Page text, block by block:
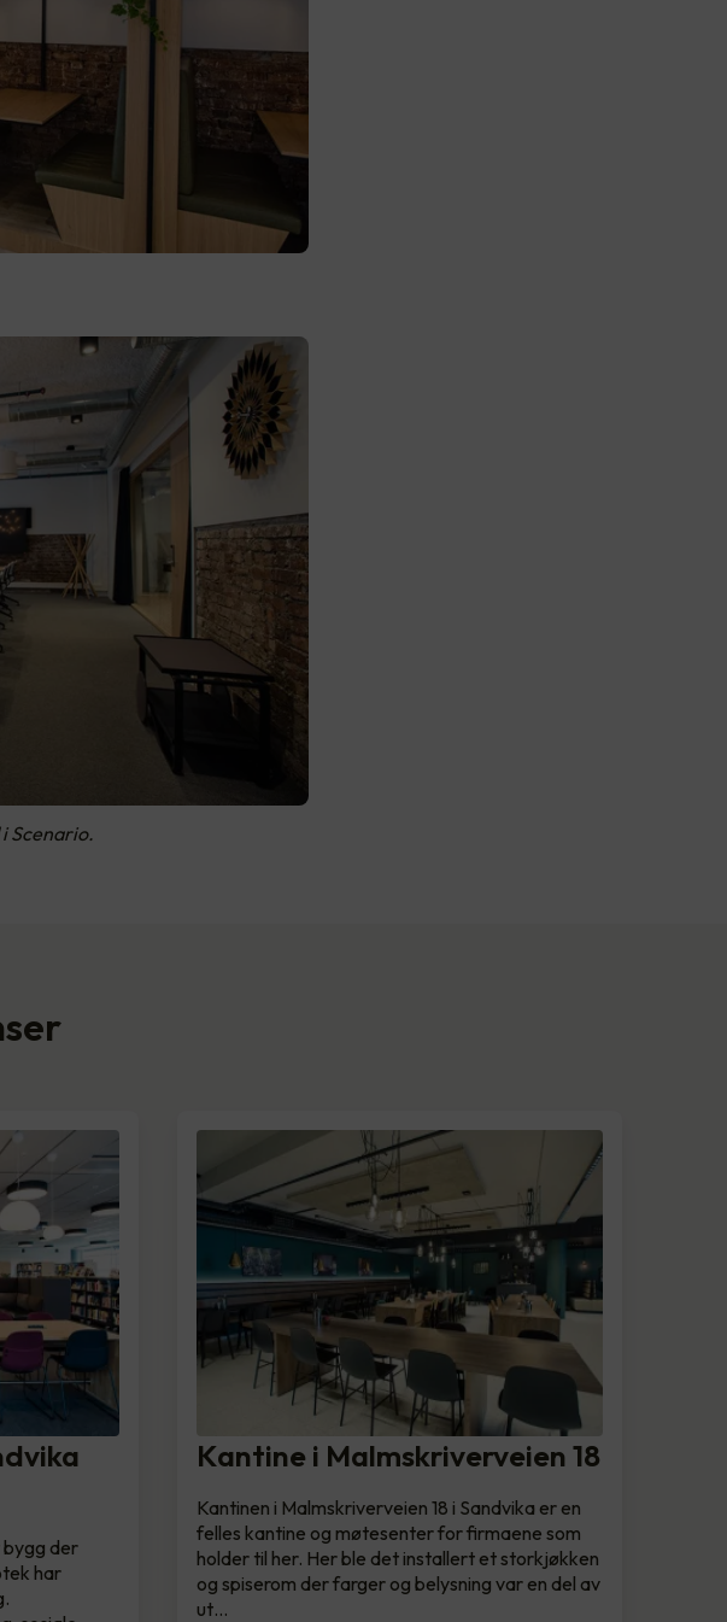
Scenario.
der
Kantine i Malmskriverveien 18
Kantinen i Malmskriverveien 18 i Sandvika er en
felles kantine og møtesenter for firmaene som
holder til her. Her ble det installert et storkjøkken
og spiserom der farger og belysning var en del av
ut…